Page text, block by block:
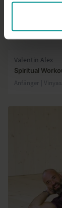
Valentin Alex
Spiritual
Anfänger |